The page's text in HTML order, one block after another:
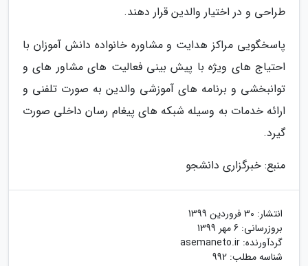
طراحی و در اختیار والدین قرار دهند.
پاسخگویی مراکز هدایت و مشاوره خانواده دانش آموزان با
احتیاج های ویژه با پیش بینی فعالیت های مشاور های و
توانبخشی و برنامه های آموزشی والدین به صورت تلفنی و
ارائه خدمات به وسیله شبکه های پیغام رسان داخلی صورت
گیرد.
منبع: خبرگزاری دانشجو
انتشار: 30 فروردین 1399
بروزرسانی: 6 مهر 1399
گردآورنده: asemaneto.ir
شناسه مطلب: 992